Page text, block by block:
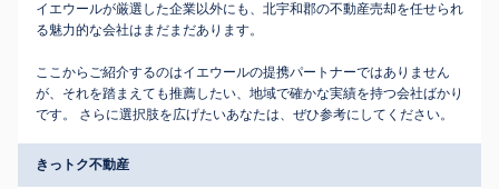
イエウールが厳選した企業以外にも、北宇和郡の不動産売却を任せられ
る魅力的な会社はまだまだあります。
ここからご紹介するのはイエウールの提携パートナーではありません
が、それを踏まえても推薦したい、地域で確かな実績を持つ会社ばかり
です。 さらに選択肢を広げたいあなたは、ぜひ参考にしてください。
きっトク不動産